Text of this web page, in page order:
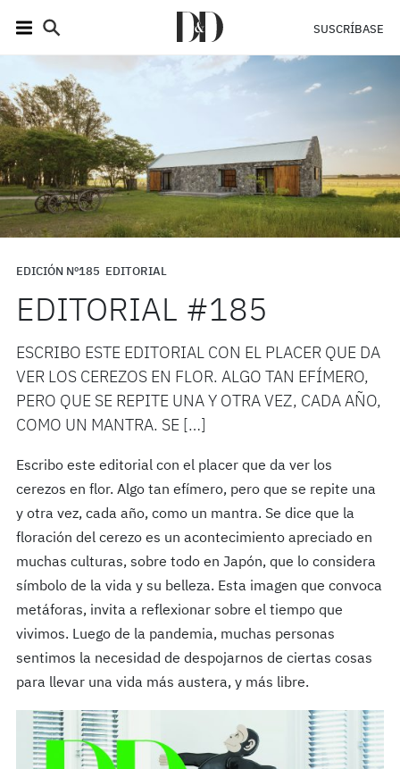
SUSCRÍBASE
EDICIÓN Nº185 EDITORIAL
EDITORIAL #185
ESCRIBO ESTE EDITORIAL CON EL PLACER QUE DA
VER LOS CEREZOS EN FLOR. ALGO TAN EFÍMERO,
PERO QUE SE REPITE UNA Y OTRA VEZ, CADA AÑO,
COMO UN MANTRA. SE […]
Escribo este editorial con el placer que da ver los
cerezos en flor. Algo tan efímero, pero que se repite una
y otra vez, cada año, como un mantra. Se dice que la
floración del cerezo es un acontecimiento apreciado en
muchas culturas, sobre todo en Japón, que lo considera
símbolo de la vida y su belleza. Esta imagen que convoca
metáforas, invita a reflexionar sobre el tiempo que
vivimos. Luego de la pandemia, muchas personas
sentimos la necesidad de despojarnos de ciertas cosas
para llevar una vida más austera, y más libre.